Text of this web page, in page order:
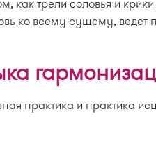
как трели соловья и
ко всему сущему, ведет
практика и практика